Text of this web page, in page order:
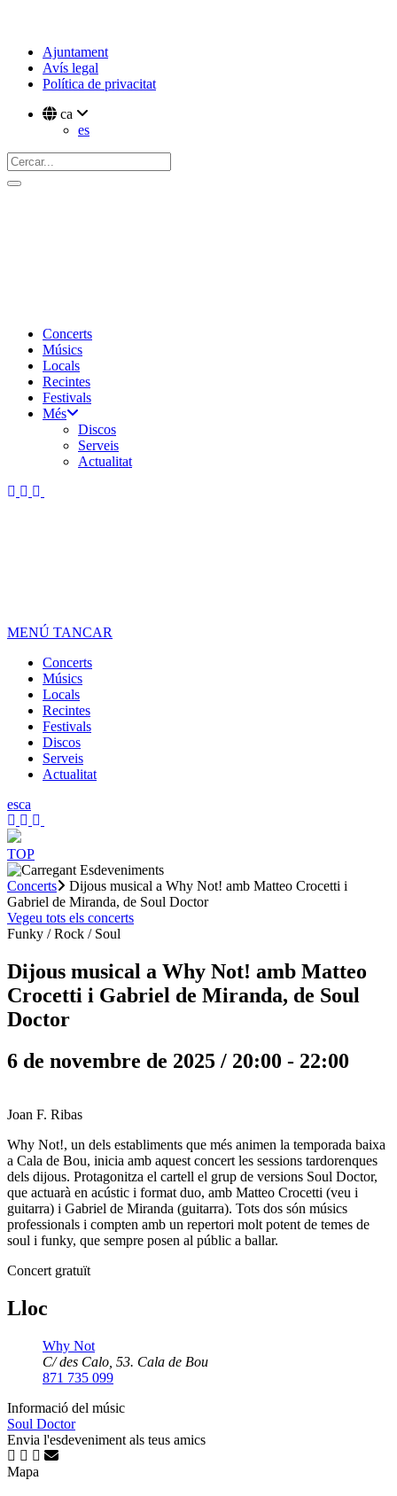
Ajuntament
Avís legal
Política de privacitat
ca
es
Concerts
Músics
Locals
Recintes
Festivals
Més
Discos
Serveis
Actualitat
MENÚ TANCAR
Concerts
Músics
Locals
Recintes
Festivals
Discos
Serveis
Actualitat
esca
TOP
Concerts
Dijous musical a Why Not! amb Matteo Crocetti i
Gabriel de Miranda, de Soul Doctor
Vegeu tots els concerts
Funky / Rock / Soul
Dijous musical a Why Not! amb Matteo
Crocetti i Gabriel de Miranda, de Soul
Doctor
6 de novembre de 2025 / 20:00 - 22:00
Joan F. Ribas
Why Not!, un dels establiments que més animen la temporada baixa
a Cala de Bou, inicia amb aquest concert les sessions tardorenques
dels dijous. Protagonitza el cartell el grup de versions Soul Doctor,
que actuarà en acústic i format duo, amb Matteo Crocetti (veu i
guitarra) i Gabriel de Miranda (guitarra). Tots dos són músics
professionals i compten amb un repertori molt potent de temes de
soul i funky, que sempre posen al públic a ballar.
Concert gratuït
Lloc
Why Not
C/ des Calo, 53. Cala de Bou
871 735 099
Informació del músic
Soul Doctor
Envia l'esdeveniment als teus amics
Mapa